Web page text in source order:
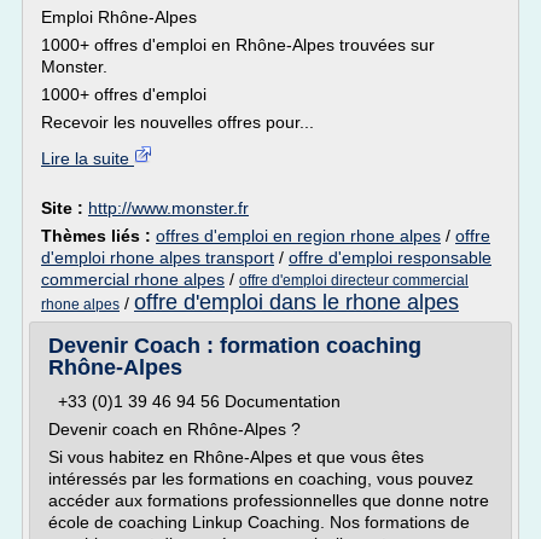
Emploi Rhône-Alpes
1000+ offres d'emploi en Rhône-Alpes trouvées sur
Monster.
1000+ offres d'emploi
Recevoir les nouvelles offres pour...
Lire la suite
Site : http://www.monster.fr
Thèmes liés : offres d'emploi en region rhone alpes / offre
d'emploi rhone alpes transport / offre d'emploi responsable
commercial rhone alpes / offre d'emploi directeur commercial
rhone alpes / offre d'emploi dans le rhone alpes
Devenir Coach : formation coaching
Rhône-Alpes
+33 (0)1 39 46 94 56 Documentation
Devenir coach en Rhône-Alpes ?
Si vous habitez en Rhône-Alpes et que vous êtes
intéressés par les formations en coaching, vous pouvez
accéder aux formations professionnelles que donne notre
école de coaching Linkup Coaching. Nos formations de